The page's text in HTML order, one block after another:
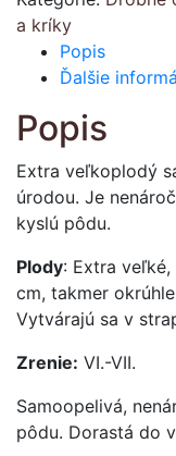
a kríky
Popis
Ďalšie
Popis
Extra veľkoplodý
úrodou. Je
kyslú pôdu.
Plody: Extra
cm, takmer
Vytvárajú sa v
Zrenie: VI.-VII.
Samoopelivá,
pôdu. Dorastá do